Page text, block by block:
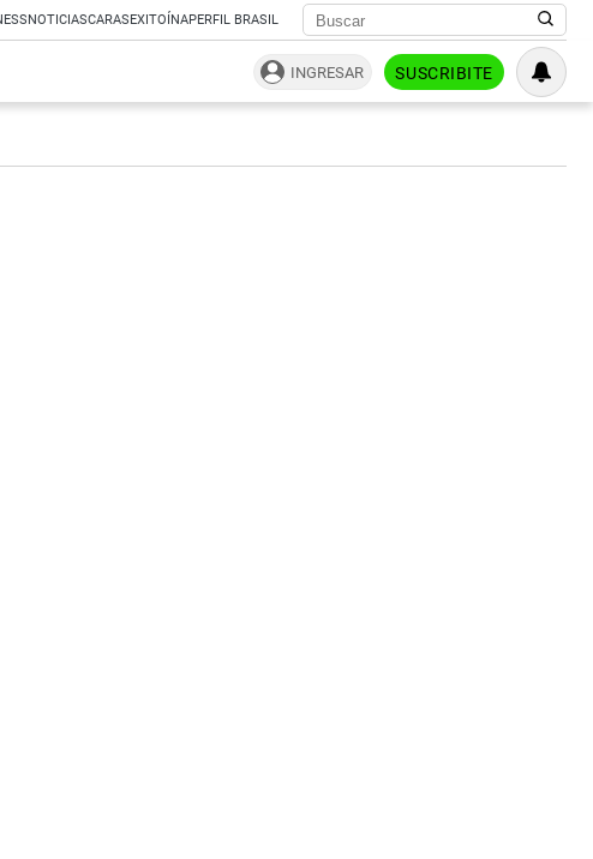
NOTICIASCARASEXITOÍNAPERFIL BRASIL
INGRESAR SUSCRIBITE